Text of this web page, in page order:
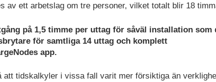
av ett arbetslag om tre personer, vilket totalt blir 18
på 1,5 timme per uttag för såväl installation
för samtliga 14 uttag och komplett
app.
att tidskalkyler i vissa fall varit mer försiktiga än